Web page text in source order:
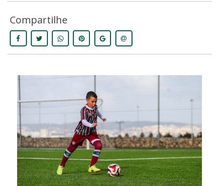
Compartilhe